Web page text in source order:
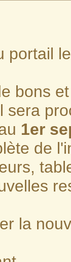
portail
bons
sera
1er
de
la